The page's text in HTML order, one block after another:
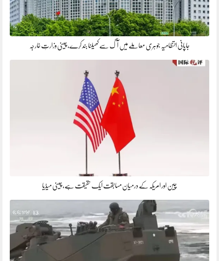
جاپانی انتظامیہ جوہری معاملے میں آگ سے کھیلنا بند کرے، چینی وزارتِ خارجہ
چین اور امریکہ کے درمیان مسابقت ایک حقیقت ہے، چینی میڈیا